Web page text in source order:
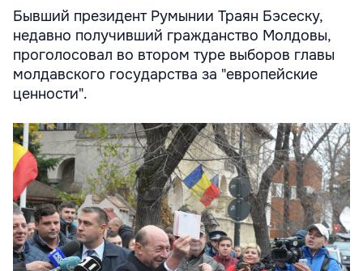
Бывший президент Румынии Траян Бэсеску,
недавно получивший гражданство Молдовы,
проголосовал во втором туре выборов главы
молдавского государства за "европейские
ценности".